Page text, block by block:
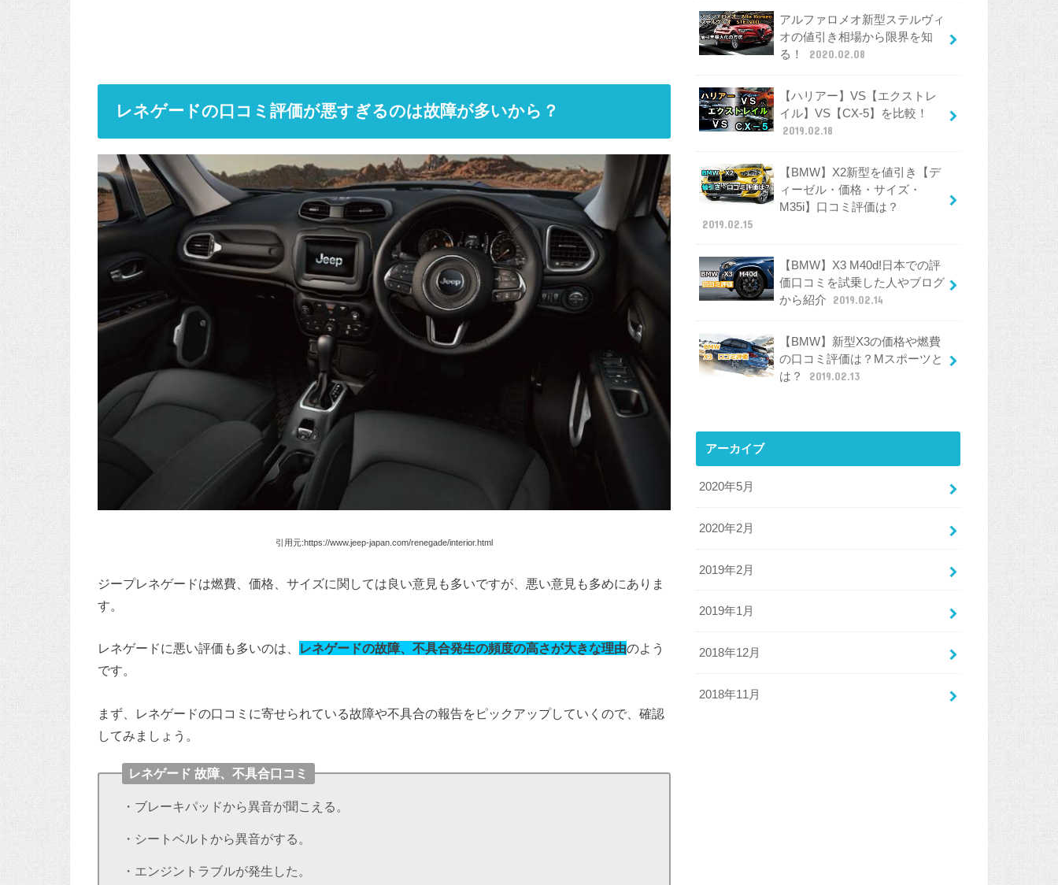
レネゲードの口コミ評価が悪すぎるのは故障が多いから？
引用元:https://www.jeep-japan.com/renegade/interior.html
ジープレネゲードは燃費、価格、サイズに関しては良い意見も多いですが、悪い意見も多めにありま
す。
レネゲードに悪い評価も多いのは、 レネゲードの故障、不具合発生の頻度の高さが大きな理由のよう
です。
まず、レネゲードの口コミに寄せられている故障や不具合の報告をピックアップしていくので、確認
してみましょう。
レネゲード 故障、不具合口コミ
・ブレーキパッドから異音が聞こえる。
・シートベルトから異音がする。
・エンジントラブルが発生した。
アルファロメオ新型ステルヴィ
オの値引き相場から限界を知
る！
2020.02.08
【ハリアー】VS【エクストレ
イル】VS【CX-5】を比較！
2019.02.18
【BMW】X2新型を値引き【デ
ィーゼル・価格・サイズ・
M35i】口コミ評価は？
2019.02.15
【BMW】X3 M40d!日本での評
価口コミを試乗した人やブログ
から紹介
2019.02.14
【BMW】新型X3の価格や燃費
の口コミ評価は？Mスポーツと
は？
2019.02.13
アーカイブ
2020年5月
2020年2月
2019年2月
2019年1月
2018年12月
2018年11月